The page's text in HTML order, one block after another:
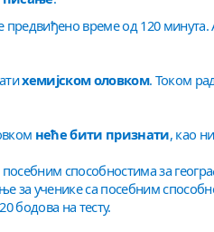
предвиђено време од 120 минута.
хемијском оловком. Током
неће бити признати, као
способностима за
за ученике са посебним
бодова на тесту.